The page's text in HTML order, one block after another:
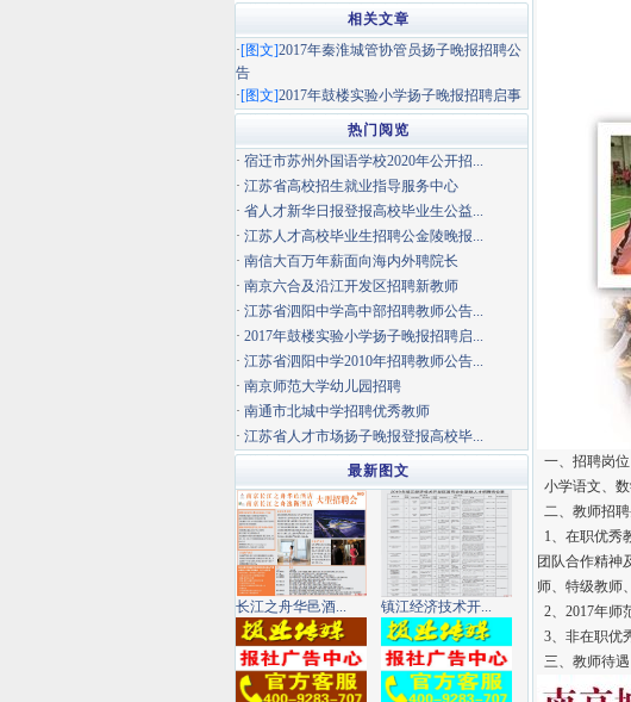
一、招聘岗位
小学语文、
二、教师招
1、在职优秀
团队合作精神
师、特级教师
2、2017年师
3、非在职优
三、教师待遇
相关文章
·[图文]2017年秦淮城管协管员扬子晚报招聘公
告
·[图文]2017年鼓楼实验小学扬子晚报招聘启事
热门阅览
· 宿迁市苏州外国语学校2020年公开招...
· 江苏省高校招生就业指导服务中心
· 省人才新华日报登报高校毕业生公益...
· 江苏人才高校毕业生招聘公金陵晚报...
· 南信大百万年薪面向海内外聘院长
· 南京六合及沿江开发区招聘新教师
· 江苏省泗阳中学高中部招聘教师公告...
· 2017年鼓楼实验小学扬子晚报招聘启...
· 江苏省泗阳中学2010年招聘教师公告...
· 南京师范大学幼儿园招聘
· 南通市北城中学招聘优秀教师
· 江苏省人才市场扬子晚报登报高校毕...
最新图文
长江之舟华邑酒... 镇江经济技术开...